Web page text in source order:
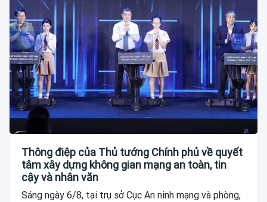
Thông điệp của Thủ tướng Chính phủ về quyết
tâm xây dựng không gian mạng an toàn, tin
cậy và nhân văn
Sáng ngày 6/8, tại trụ sở Cục An ninh mạng và phòng,